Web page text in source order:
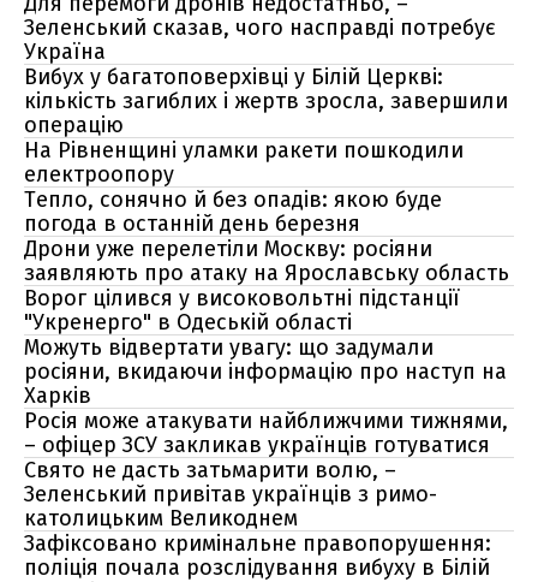
Зеленський сказав, чого насправді потребує
Україна
Вибух у багатоповерхівці у Білій Церкві:
кількість загиблих і жертв зросла, завершили
операцію
На Рівненщині уламки ракети пошкодили
електроопору
Тепло, сонячно й без опадів: якою буде
погода в останній день березня
Дрони уже перелетіли Москву: росіяни
заявляють про атаку на Ярославську область
Ворог цілився у високовольтні підстанції
"Укренерго" в Одеській області
Можуть відвертати увагу: що задумали
росіяни, вкидаючи інформацію про наступ на
Харків
Росія може атакувати найближчими тижнями,
– офіцер ЗСУ закликав українців готуватися
Свято не дасть затьмарити волю, –
Зеленський привітав українців з римо-
католицьким Великоднем
Зафіксовано кримінальне правопорушення:
поліція почала розслідування вибуху в Білій